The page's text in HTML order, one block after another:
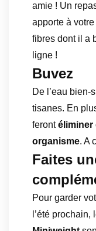
amie ! Un
apporte à
fibres dont il a
ligne !
Buvez
De l’eau bien-
tisanes. En
ferontéliminer
organisme. A
Faites
Pour garder
l’été prochain,